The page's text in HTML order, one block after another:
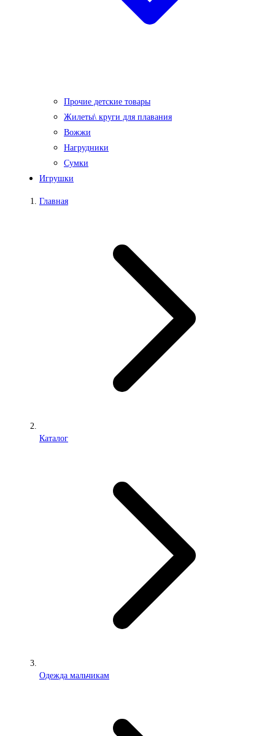
Прочие детские товары
Жилеты\ круги для плавания
Вожжи
Нагрудники
Сумки
Игрушки
Главная
Каталог
Одежда мальчикам